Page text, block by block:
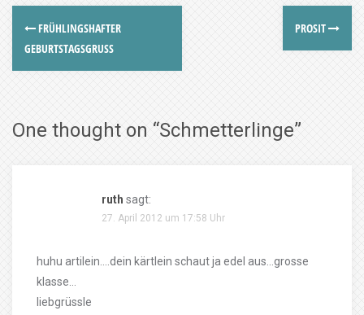
FRÜHLINGSHAFTER
GEBURTSTAGSGRUSS
PROSIT
One thought on “Schmetterlinge”
ruth sagt:
27. April 2012 um 17:58 Uhr
huhu artilein….dein kärtlein schaut ja edel aus…grosse
klasse…
liebgrüssle